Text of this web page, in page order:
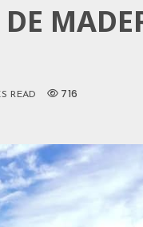
DE
READ 716